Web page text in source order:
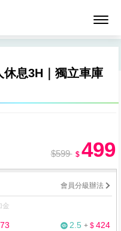
息3H｜獨立車庫
$599 $ 499
會員分級辦法
金
2.5 + $ 424